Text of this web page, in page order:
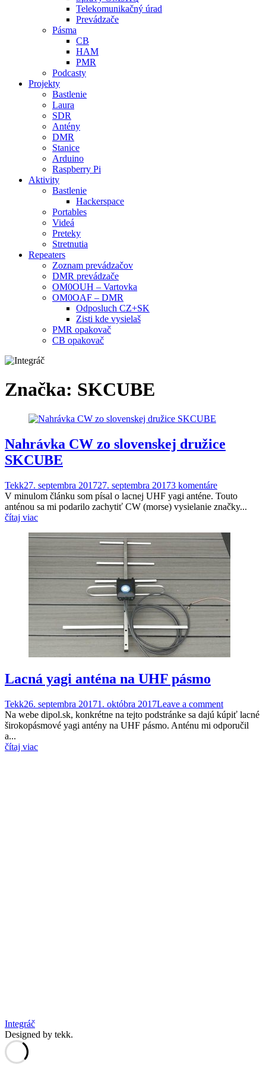
Telekomunikačný úrad
Prevádzače
Pásma
CB
HAM
PMR
Podcasty
Projekty
Bastlenie
Laura
SDR
Antény
DMR
Stanice
Arduino
Raspberry Pi
Aktivity
Bastlenie
Hackerspace
Portables
Videá
Preteky
Stretnutia
Repeaters
Zoznam prevádzačov
DMR prevádzače
OM0OUH – Vartovka
OM0OAF – DMR
Odposluch CZ+SK
Zisti kde vysielaš
PMR opakovač
CB opakovač
Značka: SKCUBE
Nahrávka CW zo slovenskej družice
SKCUBE
Tekk27. septembra 201727. septembra 20173 komentáre
V minulom článku som písal o lacnej UHF yagi anténe. Touto
anténou sa mi podarilo zachytiť CW (morse) vysielanie značky...
čítaj viac
Lacná yagi anténa na UHF pásmo
Tekk26. septembra 20171. októbra 2017Leave a comment
Na webe dipol.sk, konkrétne na tejto podstránke sa dajú kúpiť lacné
širokopásmové yagi antény na UHF pásmo. Anténu mi odporučil
a...
čítaj viac
Integráč
Designed by tekk.